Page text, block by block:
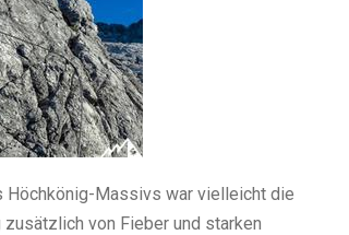
Höchkönig-Massivs war vielleicht die
von Fieber und starken